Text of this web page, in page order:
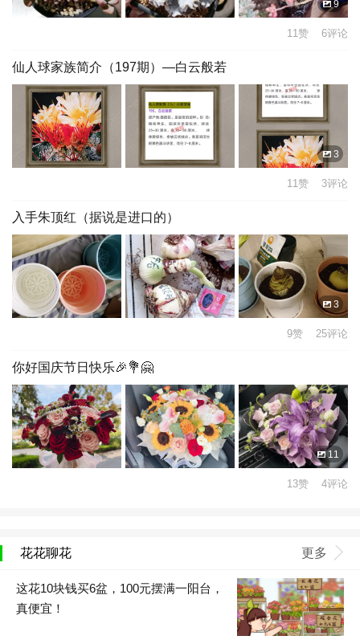
9
11赞 6评论
仙人球家族简介（197期）—白云般若
3
11赞 3评论
入手朱顶红（据说是进口的）
3
9赞 25评论
你好国庆节日快乐🎉💐🤗
11
13赞 4评论
花花聊花 更多
这花10块钱买6盆，100元摆满一阳台，
真便宜！